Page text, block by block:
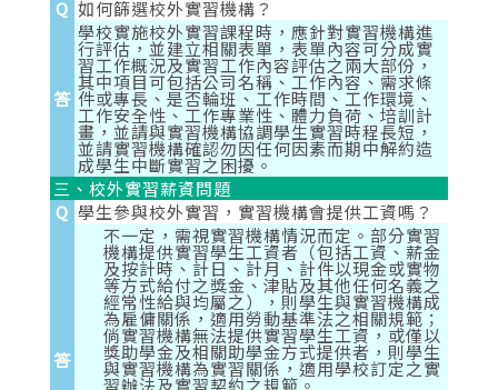
Q 如何篩選校外實習機構？
答
學校實施校外實習課程時，應針對實習機構進
行評估，並建立相關表單，表單內容可分成實
習工作概況及實習工作內容評估之兩大部份，
其中項目可包括公司名稱、工作內容、需求條
件或專長、是否輪班、工作時間、工作環境、
工作安全性、工作專業性、體力負荷、培訓計
畫，並請與實習機構協調學生實習時程長短，
並請實習機構確認勿因任何因素而期中解約造
成學生中斷實習之困擾。
三、校外實習薪資問題
Q 學生參與校外實習，實習機構會提供工資嗎？
答
不一定，需視實習機構情況而定。部分實習
機構提供實習學生工資者（包括工資、薪金
及按計時、計日、計月、計件以現金或實物
等方式給付之獎金、津貼及其他任何名義之
經常性給與均屬之），則學生與實習機構成
為雇傭關係，適用勞動基準法之相關規範；
倘實習機構無法提供實習學生工資，或僅以
獎助學金及相關助學金方式提供者，則學生
與實習機構為實習關係，適用學校訂定之實
習辦法及實習契約之規範。